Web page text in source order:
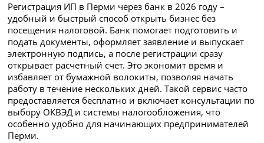
Регистрация ИП в Перми через банк в 2026 году –
удобный и быстрый способ открыть бизнес без
посещения налоговой. Банк помогает подготовить и
подать документы, оформляет заявление и выпускает
электронную подпись, а после регистрации сразу
открывает расчетный счет. Это экономит время и
избавляет от бумажной волокиты, позволяя начать
работу в течение нескольких дней. Такой сервис часто
предоставляется бесплатно и включает консультации по
выбору ОКВЭД и системы налогообложения, что
особенно удобно для начинающих предпринимателей
Перми.